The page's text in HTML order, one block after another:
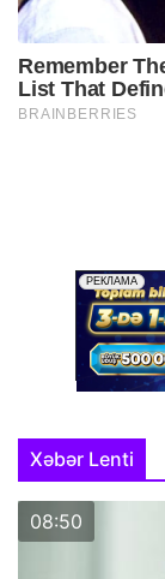
Xəbər Lenti
08:50